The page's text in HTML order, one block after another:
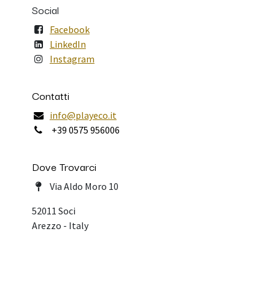
Social
Facebook
LinkedIn
Instagram
Contatti
info@playeco.it
+39 0575 956006
Dove Trovarci
Via Aldo Moro 10
52011 Soci
Arezzo - Italy